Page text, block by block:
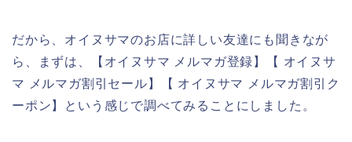
だから、オイヌサマのお店に詳しい友達にも聞きなが
ら、まずは、【オイヌサマ メルマガ登録】【 オイヌサ
マ メルマガ割引セール】【 オイヌサマ メルマガ割引ク
ーポン】という感じで調べてみることにしました。